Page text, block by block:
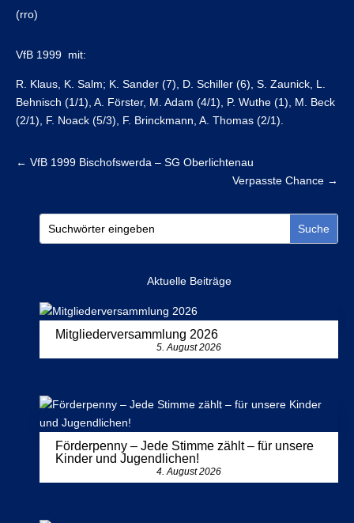
(rro)
VfB 1999 mit:
R. Klaus, K. Salm; K. Sander (7), D. Schiller (6), S. Zaunick, L.
Behnisch (1/1), A. Förster, M. Adam (4/1), P. Wuthe (1), M. Beck
(2/1), F. Noack (5/3), F. Brinckmann, A. Thomas (2/1).
← VfB 1999 Bischofswerda – SG Oberlichtenau
Verpasste Chance →
Aktuelle Beiträge
Mitgliederversammlung 2026
5. August 2026
Förderpenny – Jede Stimme zählt – für unsere
Kinder und Jugendlichen!
4. August 2026